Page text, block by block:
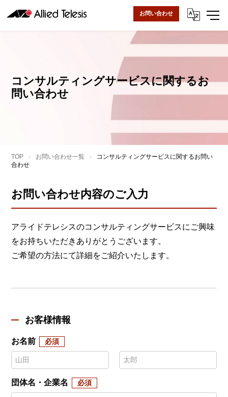
お問い合わせ
コンサルティングサービスに関するお
問い合わせ
TOP お問い合わせ一覧
コンサルティングサービスに関するお問い
合わせ
お問い合わせ内容のご入力
アライドテレシスのコンサルティングサービスにご興味
をお持ちいただきありがとうございます。
ご希望の方法にて詳細をご紹介いたします。
お客様情報
お名前
団体名・企業名